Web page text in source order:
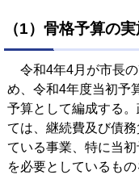
（1）骨格予算の
令和4年4月が市長の
め、令和4年度当初予
予算として編成する
ては、継続費及び債
ている事業、特に当
を必要としているも